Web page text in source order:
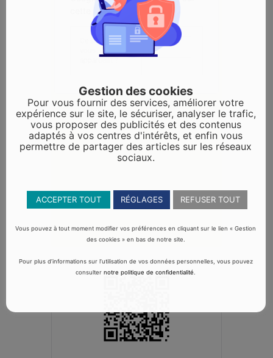
cette page.
Ce site Web
OK
Gestion des cookies
Pour vous fournir des services, améliorer votre
expérience sur le site, le sécuriser, analyser le trafic,
vous proposer des publicités et des contenus
adaptés à vos centres d'intérêts, et enfin vous
permettre de partager des articles sur les réseaux
sociaux.
ACCEPTER TOUT RÉGLAGES REFUSER TOUT
Vous pouvez à tout moment modifier vos préférences en cliquant sur le lien « Gestion
des cookies » en bas de notre site.
Pour plus d’informations sur l’utilisation de vos données personnelles, vous pouvez
consulternotre politique de confidentialité.